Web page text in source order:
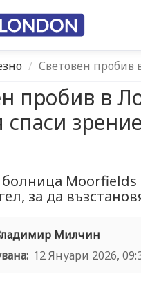
Световен пробив
пробив в
спаси
за да
Милчин
12 Януари 2026,